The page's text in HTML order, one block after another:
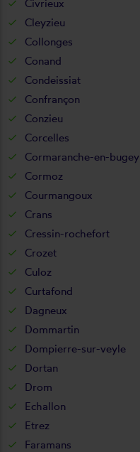
Civrieux
Cleyzieu
Collonges
Conand
Condeissiat
Confrançon
Conzieu
Corcelles
Cormaranche-en-bugey
Cormoz
Courmangoux
Crans
Cressin-rochefort
Crozet
Culoz
Curtafond
Dagneux
Dommartin
Dompierre-sur-veyle
Dortan
Drom
Echallon
Etrez
Faramans